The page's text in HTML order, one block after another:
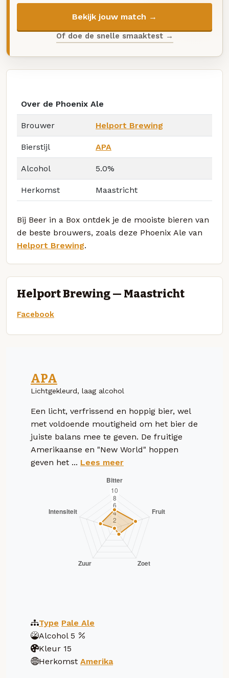
Bekijk jouw match →
Of doe de snelle smaaktest →
Over de Phoenix Ale
Brouwer Helport Brewing
Bierstijl APA
Alcohol 5.0%
Herkomst Maastricht
Bij Beer in a Box ontdek je de mooiste bieren van
de beste brouwers, zoals deze Phoenix Ale van
Helport Brewing.
Helport Brewing — Maastricht
Facebook
APA
Lichtgekleurd, laag alcohol
Een licht, verfrissend en hoppig bier, wel
met voldoende moutigheid om het bier de
juiste balans mee te geven. De fruitige
Amerikaanse en "New World" hoppen
geven het ... Lees meer
Type Pale Ale
Alcohol 5
Kleur 15
Herkomst Amerika